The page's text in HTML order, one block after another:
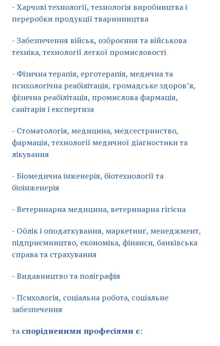
- Харчові технології, технологія виробництва і
переробки продукції тваринництва
- Забезпечення військ, озброєння та військова
техніка, технології легкої промисловості
- Фізична терапія, ерготерапія, медична та
психологічна реабілітація, громадське здоров’я,
фізична реабілітація, промислова фармація,
санітарія і експертиза
- Стоматологія, медицина, медсестринство,
фармація, технології медичної діагностики та
лікування
- Біомедична інженерія, біотехнології та
біоінженерія
- Ветеринарна медицина, ветеринарна гігієна
- Облік і оподаткування, маркетинг, менеджмент,
підприємництво, економіка, фінанси, банківська
справа та страхування
- Видавництво та поліграфія
- Психологія, соціальна робота, соціальне
забезпечення
та спорідненими професіями є: